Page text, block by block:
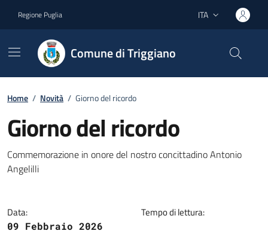
Regione Puglia Lingua attiva:
ITA
Comune di Triggiano
Home / Novità / Giorno del ricordo
Giorno del ricordo
Dettagli della notizia
Commemorazione in onore del nostro concittadino Antonio
Angelilli
Data:
09 Febbraio 2026
Tempo di lettura: